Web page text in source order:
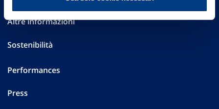
Altre informazioni
Sostenibilità
Performances
Press